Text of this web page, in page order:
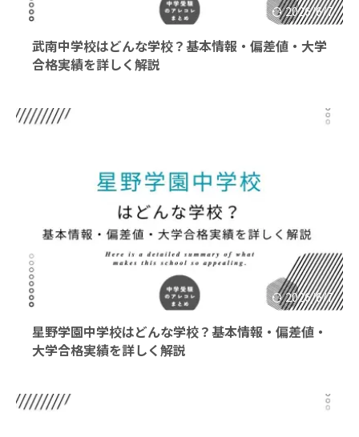
2026/6/7
武南中学校はどんな学校？基本情報・偏差値・大学
合格実績を詳しく解説
2026/6/7
星野学園中学校はどんな学校？基本情報・偏差値・
大学合格実績を詳しく解説